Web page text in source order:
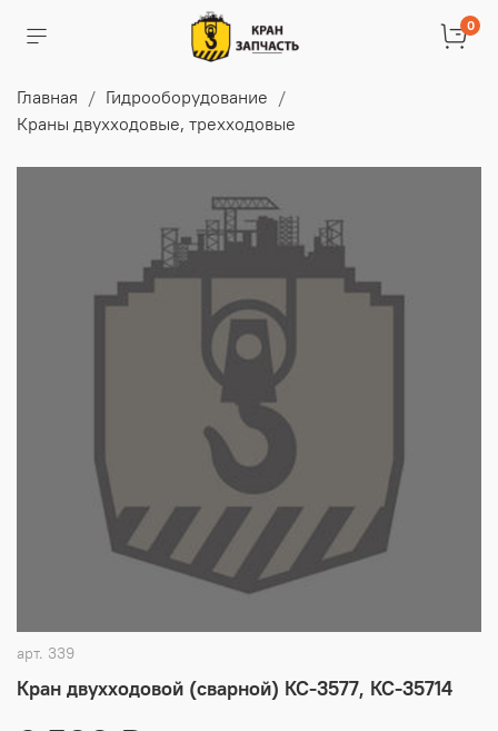
0
Главная
Гидрооборудование
Краны двухходовые, трехходовые
арт. 339
Кран двухходовой (сварной) КС-3577, КС-35714